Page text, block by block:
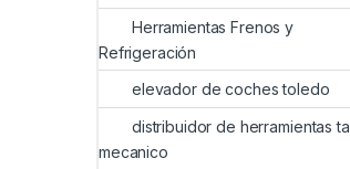
Herramientas Frenos y
Refrigeración
elevador de coches toledo
distribuidor de herramientas
mecanico